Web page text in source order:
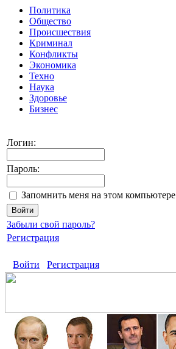
Политика
Общество
Происшествия
Криминал
Конфликты
Экономика
Техно
Наука
Здоровье
Бизнес
Логин:
Пароль:
Запомнить меня на этом компьютере
Забыли свой пароль?
Регистрация
Войти Регистрация